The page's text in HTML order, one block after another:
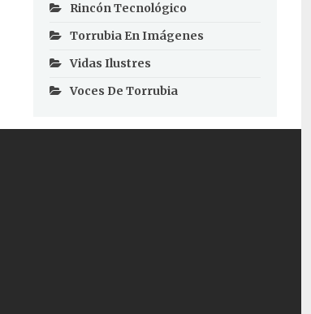
Rincón Tecnológico
Torrubia En Imágenes
Vidas Ilustres
Voces De Torrubia